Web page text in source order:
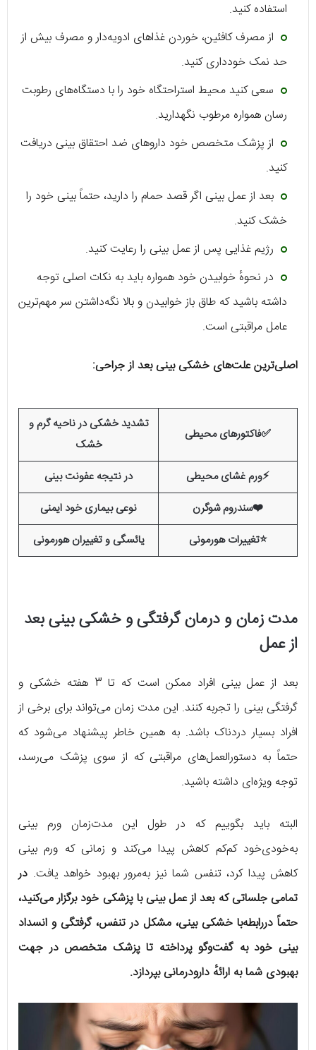
استفاده کنید.
از مصرف کافئین، خوردن غذاهای ادویه‌دار و مصرف بیش از
حد نمک خودداری کنید.
سعی کنید محیط استراحتگاه خود را با دستگاه‌های رطوبت
رسان همواره مرطوب نگهدارید.
از پزشک متخصص خود داروهای ضد احتقاق بینی دریافت
کنید.
بعد از عمل بینی اگر قصد حمام را دارید، حتماً بینی خود را
خشک کنید.
رژیم غذایی پس از عمل بینی را رعایت کنید.
در نحوهٔ خوابیدن خود همواره باید به نکات اصلی توجه
داشته باشید که طاق باز خوابیدن و بالا نگه‌داشتن سر مهم‌ترین
عامل مراقبتی است.
اصلی‌ترین علت‌های خشکی بینی بعد از جراحی:
✅فاکتورهای محیطی
تشدید خشکی در ناحیه گرم و
خشک
⚡ورم غشای محیطی
در نتیجه عفونت بینی
❤️سندروم شوگرن
نوعی بیماری خود ایمنی
⭐تغییرات هورمونی
یائسگی و تغییران هورمونی
مدت زمان و درمان گرفتگی و خشکی بینی بعد
از عمل
بعد از عمل بینی افراد ممکن است که تا 3 هفته خشکی و
گرفتگی بینی را تجربه کنند. این مدت زمان می‌تواند برای برخی از
افراد بسیار دردناک باشد. به همین خاطر پیشنهاد می‌شود که
حتماً به دستورالعمل‌های مراقبتی که از سوی پزشک می‌رسد،
توجه ویژه‌ای داشته باشید.
البته باید بگوییم که در طول این مدت‌زمان ورم بینی
به‌خودی‌خود کم‌کم کاهش پیدا می‌کند و زمانی که ورم بینی
کاهش پیدا کرد، تنفس شما نیز به‌مرور بهبود خواهد یافت. در
تمامی جلساتی که بعد از عمل بینی با پزشکی خود برگزار می‌کنید،
حتماً دررابطه‌با خشکی بینی، مشکل در تنفس، گرفتگی و انسداد
بینی خود به گفت‌وگو پرداخته تا پزشک متخصص در جهت
بهبودی شما به ارائهٔ دارودرمانی بپردازد.